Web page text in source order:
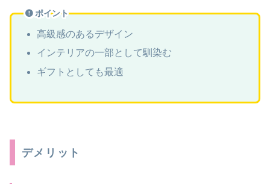
ポイント
高級感のあるデザイン
インテリアの一部として馴染む
ギフトとしても最適
デメリット